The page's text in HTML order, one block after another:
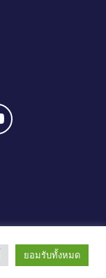
ยอมรับทั้งหมด